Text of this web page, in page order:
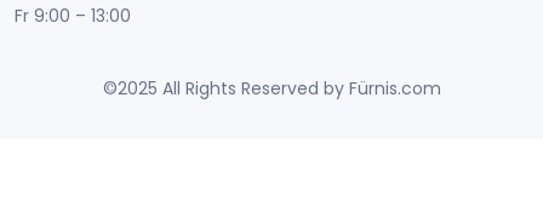
Fr 9:00 – 13:00
©2025 All Rights Reserved by Fürnis.com